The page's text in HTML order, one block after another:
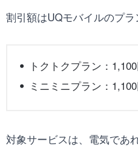
割引額はUQモバイルのプラ
トクトクプラン：
ミニミニプラン：
対象サービスは、電気であ